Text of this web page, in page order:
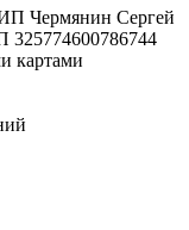
Чермянин Сергей
картами